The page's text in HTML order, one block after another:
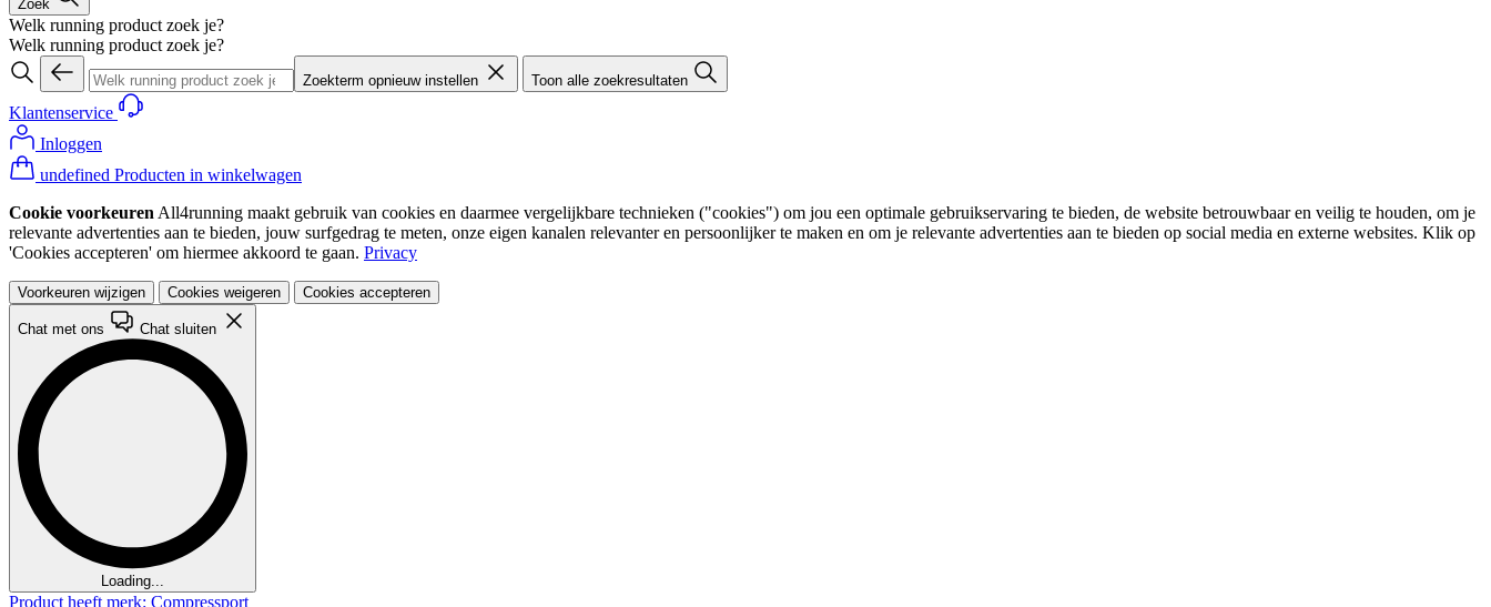
Zoek
Welk running product zoek je?
Welk running product zoek je?
Zoekterm opnieuw instellen Toon alle zoekresultaten
Klantenservice
Inloggen
undefined Producten in winkelwagen
Cookie voorkeuren All4running maakt gebruik van cookies en daarmee vergelijkbare technieken ("cookies") om jou een optimale gebruikservaring te bieden, de website betrouwbaar en veilig te houden, om je
relevante advertenties aan te bieden, jouw surfgedrag te meten, onze eigen kanalen relevanter en persoonlijker te maken en om je relevante advertenties aan te bieden op social media en externe websites. Klik op
'Cookies accepteren' om hiermee akkoord te gaan. Privacy
Voorkeuren wijzigen Cookies weigeren Cookies accepteren
Chat met ons Chat sluiten
Loading...
Product heeft merk: Compressport